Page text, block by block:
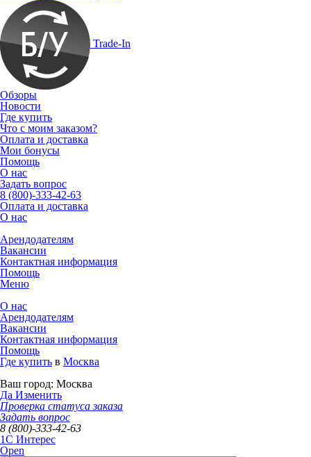
Trade-In
Обзоры
Новости
Где купить
Что с моим заказом?
Оплата и доставка
Мои бонусы
Помощь
О нас
Задать вопрос
8 (800)-333-42-63
Оплата и доставка
О нас
Арендодателям
Вакансии
Контактная информация
Помощь
Меню
О нас
Арендодателям
Вакансии
Контактная информация
Помощь
Где купить в Москва
Ваш город: Москва
Да Изменить
Проверка статуса заказа
Задать вопрос
8 (800)-333-42-63
1C Интерес
Open